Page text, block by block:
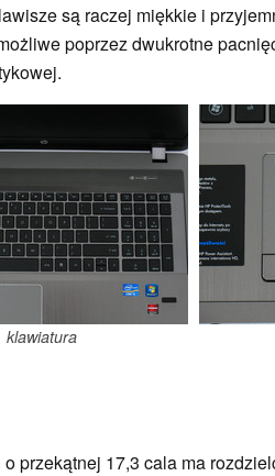
są raczej miękkie i
poprzez dwukrotne
klawiatura
o przekątnej 17,3 cala ma